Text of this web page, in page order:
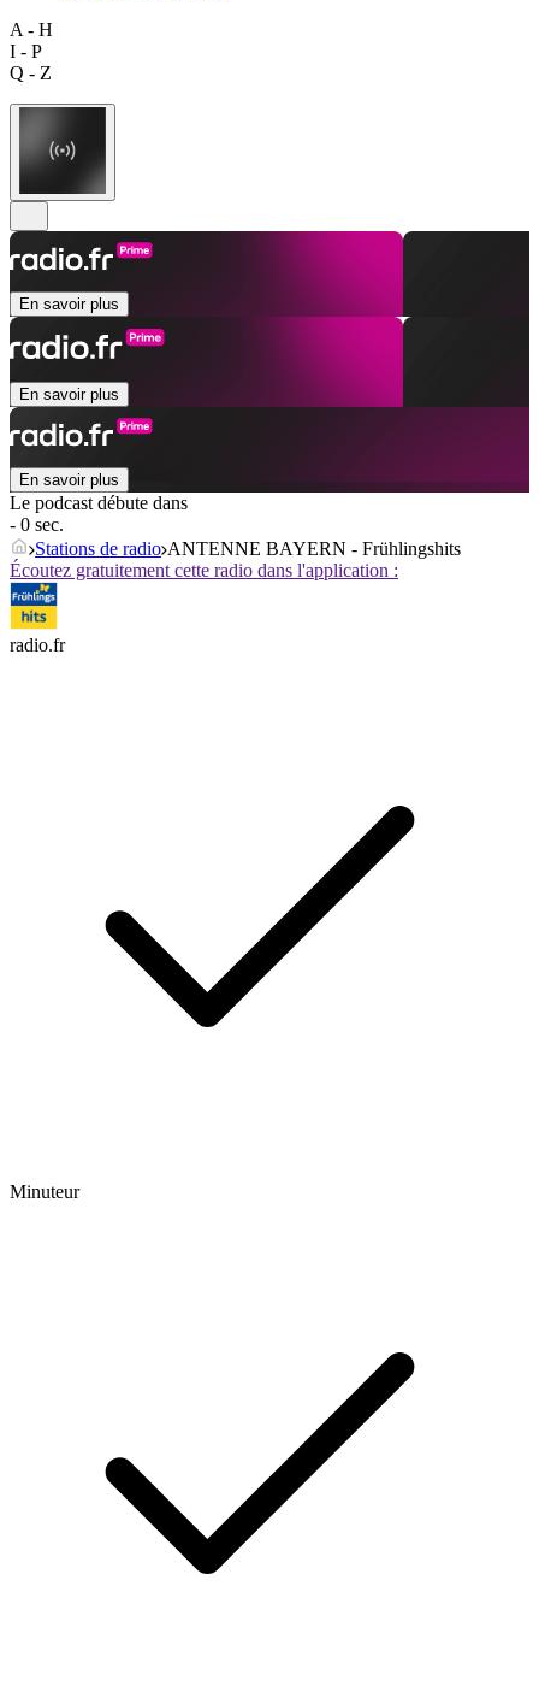
A - H
I - P
Q - Z
En savoir plus
En savoir plus
En savoir plus
Le podcast débute dans
- 0 sec.
Stations de radio ANTENNE BAYERN - Frühlingshits
Écoutez gratuitement cette radio dans l'application :
radio.fr
Minuteur